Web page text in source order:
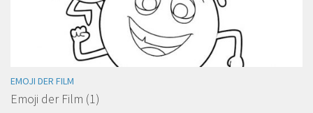
EMOJI DER FILM
Emoji der Film (1)